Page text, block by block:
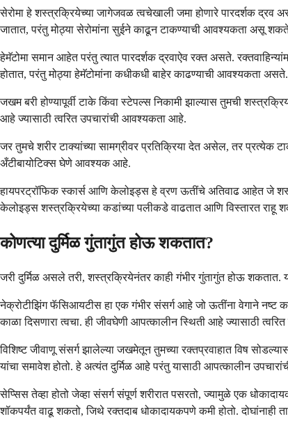
सेरोमा हे शस्त्रक्रियेच्या जागेजवळ त्वचेखाली जमा होणारे पारदर्शक
जातात, परंतु मोठ्या सेरोमांना सुईने काढून टाकण्याची आवश्यकता असू
हेमॅटोमा समान आहेत परंतु त्यात पारदर्शक द्रवाऐव रक्त असते.
होतात, परंतु मोठ्या हेमॅटोमांना कधीकधी बाहेर काढण्याची आवश्यकता असते.
जखम बरी होण्यापूर्वी टाके किंवा स्टेपल्स निकामी झाल्यास तुमची
आहे ज्यासाठी त्वरित उपचारांची आवश्यकता आहे.
जर तुमचे शरीर टाक्यांच्या सामग्रीवर प्रतिक्रिया देत असेल, तर
अँटीबायोटिक्स घेणे आवश्यक आहे.
हायपरट्रॉफिक स्कार्स आणि केलोइड्स हे व्रण ऊतींचे अतिवाढ आहेत जे
केलोइड्स शस्त्रक्रियेच्या कडांच्या पलीकडे वाढतात आणि विस्तारत राहू
कोणत्या दुर्मिळ गुंतागुंत होऊ शकतात?
जरी दुर्मिळ असले तरी, शस्त्रक्रियेनंतर काही गंभीर गुंतागुंत होऊ शकतात.
नेक्रोटीझिंग फॅसिआयटीस हा एक गंभीर संसर्ग आहे जो ऊतींना वेगाने नष्ट
काळा दिसणारा त्वचा. ही जीवघेणी आपत्कालीन स्थिती आहे ज्यासाठी
विशिष्ट जीवाणू संसर्ग झालेल्या जखमेतून तुमच्या रक्तप्रवाहात विष
यांचा समावेश होतो. हे अत्यंत दुर्मिळ आहे परंतु यासाठी आपत्कालीन
सेप्सिस तेव्हा होतो जेव्हा संसर्ग संपूर्ण शरीरात पसरतो, ज्यामुळे एक
शॉकपर्यंत वाढू शकतो, जिथे रक्तदाब धोकादायकपणे कमी होतो.